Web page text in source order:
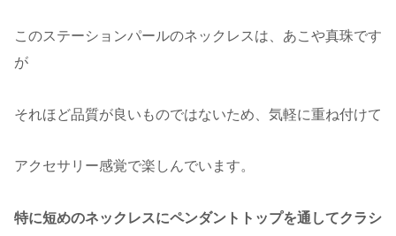
このステーションパールのネックレスは、あこや真珠です
が
それほど品質が良いものではないため、気軽に重ね付けて
アクセサリー感覚で楽しんでいます。
特に短めのネックレスにペンダントトップを通してクラシ